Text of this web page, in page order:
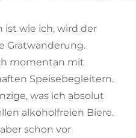
ist wie ich, wird der
Gratwanderung.
momentan mit
Speisebegleitern.
was ich absolut
alkoholfreien Biere.
schon vor